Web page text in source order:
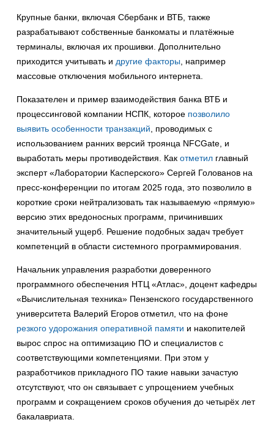
Крупные банки, включая Сбербанк и ВТБ, также
разрабатывают собственные банкоматы и платёжные
терминалы, включая их прошивки. Дополнительно
приходится учитывать и другие факторы , например
массовые отключения мобильного интернета.
Показателен и пример взаимодействия банка ВТБ и
процессинговой компании НСПК, которое позволило
выявить особенности транзакций , проводимых с
использованием ранних версий троянца NFCGate, и
выработать меры противодействия. Как отметил главный
эксперт «Лаборатории Касперского» Сергей Голованов на
пресс-конференции по итогам 2025 года, это позволило в
короткие сроки нейтрализовать так называемую «прямую»
версию этих вредоносных программ, причинивших
значительный ущерб. Решение подобных задач требует
компетенций в области системного программирования.
Начальник управления разработки доверенного
программного обеспечения НТЦ «Атлас», доцент кафедры
«Вычислительная техника» Пензенского государственного
университета Валерий Егоров отметил, что на фоне
резкого удорожания оперативной памяти и накопителей
вырос спрос на оптимизацию ПО и специалистов с
соответствующими компетенциями. При этом у
разработчиков прикладного ПО такие навыки зачастую
отсутствуют, что он связывает с упрощением учебных
программ и сокращением сроков обучения до четырёх лет
бакалавриата.